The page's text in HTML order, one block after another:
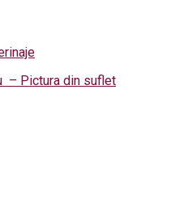
– Pictura din suflet